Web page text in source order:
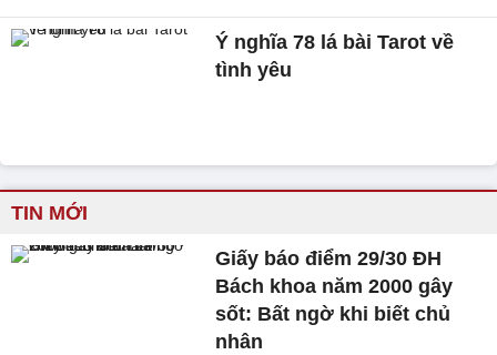
Ý nghĩa 78 lá bài Tarot về
tình yêu
TIN MỚI
Giấy báo điểm 29/30 ĐH
Bách khoa năm 2000 gây
sốt: Bất ngờ khi biết chủ
nhân